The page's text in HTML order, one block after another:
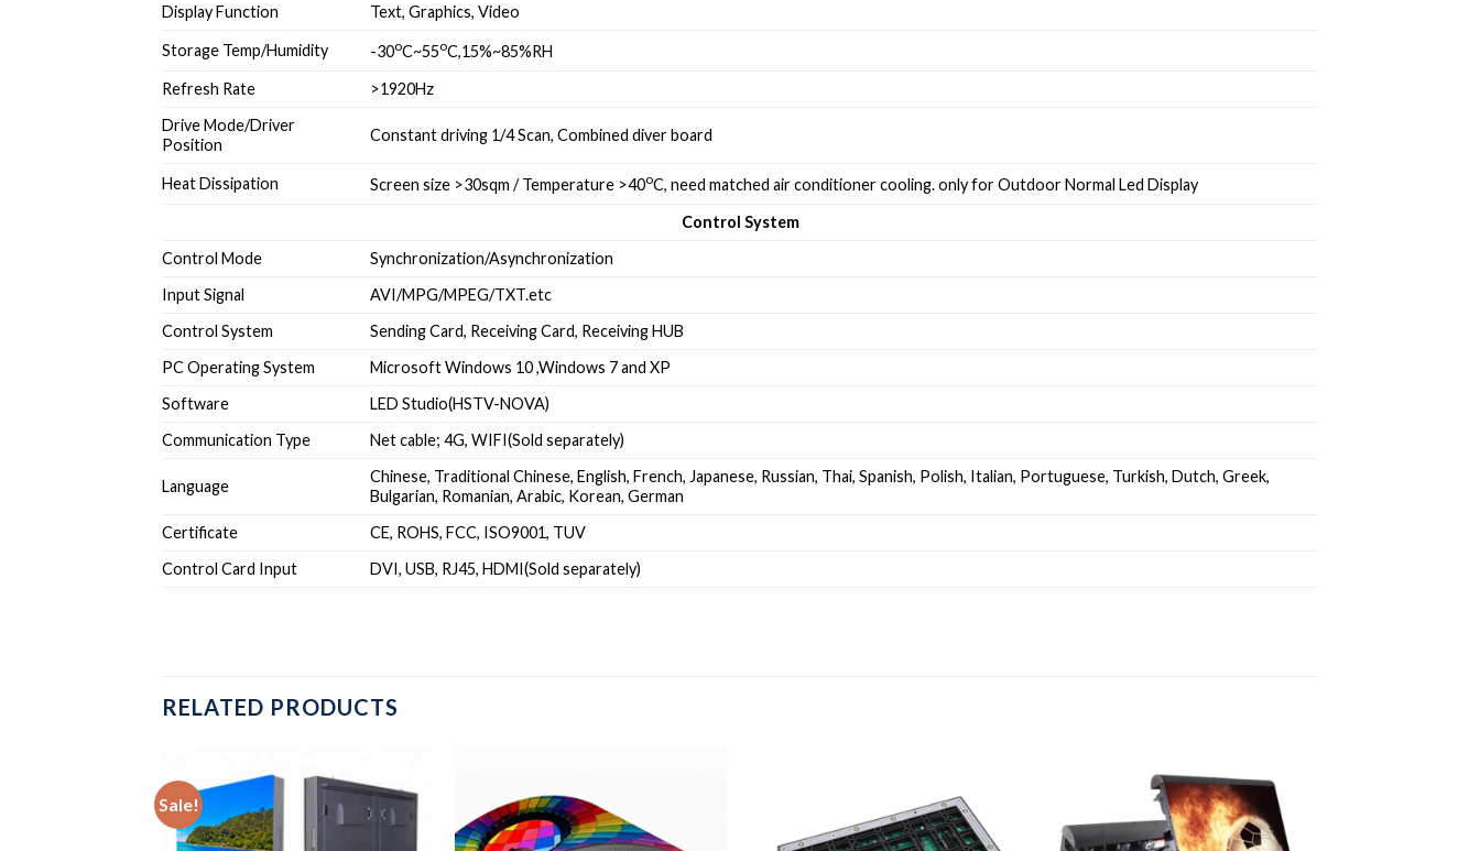
Display Function
Text, Graphics, Video
Storage Temp/Humidity -30oC~55oC,15%~85%RH
Refresh Rate
>1920Hz
Drive Mode/Driver
Position
Constant driving 1/4 Scan, Combined diver board
Heat Dissipation Screen size >30sqm / Temperature >40oC, need matched air conditioner cooling. only for Outdoor Normal Led Display
Control System
Control Mode
Synchronization/Asynchronization
Input Signal
AVI/MPG/MPEG/TXT.etc
Control System
Sending Card, Receiving Card, Receiving HUB
PC Operating System
Microsoft Windows 10 ,Windows 7 and XP
Software
LED Studio(HSTV-NOVA)
Communication Type
Net cable; 4G, WIFI(Sold separately)
Language
Chinese, Traditional Chinese, English, French, Japanese, Russian, Thai, Spanish, Polish, Italian, Portuguese, Turkish, Dutch, Greek,
Bulgarian, Romanian, Arabic, Korean, German
Certificate
CE, ROHS, FCC, ISO9001, TUV
Control Card Input
DVI, USB, RJ45, HDMI(Sold separately)
RELATED PRODUCTS
Sale!